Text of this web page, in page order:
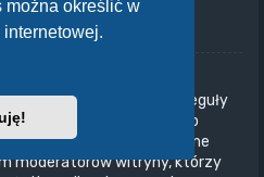
można określić w
określając odpowiednie reguły
wiadomości od danego
od kogoś obraźliwe prywatne
moderatorów witryny, którzy